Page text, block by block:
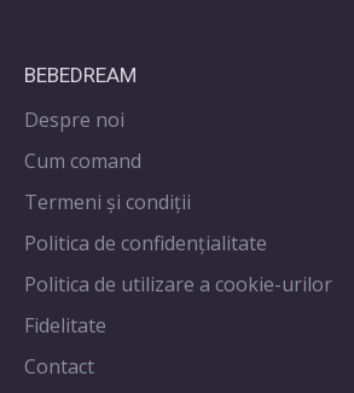
BEBEDREAM
Despre noi
Cum comand
Termeni și condiții
Politica de confidenţialitate
Politica de utilizare a cookie-urilor
Fidelitate
Contact